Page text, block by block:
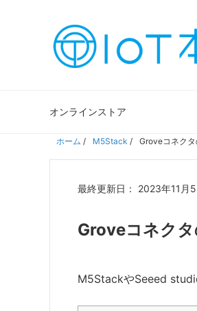
オンラインストア
ホーム / M5Stack / Groveコネク
最終更新日： 2023年11月5
Groveコネク
M5StackやSeeed